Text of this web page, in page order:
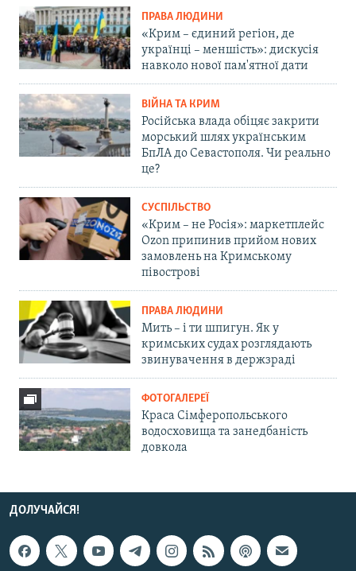
ПРАВА ЛЮДИНИ
«Крим – єдиний регіон, де
українці – меншість»: дискусія
навколо нової пам'ятної дати
ВІЙНА ТА КРИМ
Російська влада обіцяє закрити
морський шлях українським
БпЛА до Севастополя. Чи реально
це?
СУСПІЛЬСТВО
«Крим – не Росія»: маркетплейс
Ozon припинив прийом нових
замовлень на Кримському
півострові
ПРАВА ЛЮДИНИ
Мить – і ти шпигун. Як у
кримських судах розглядають
звинувачення в держзраді
ФОТОГАЛЕРЕЇ
Краса Сімферопольського
водосховища та занедбаність
довкола
ДОЛУЧАЙСЯ!